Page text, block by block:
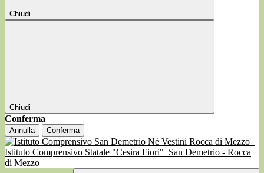
Chiudi
Chiudi
Conferma
Annulla Conferma
Istituto Comprensivo Statale "Cesira Fiori" San Demetrio - Rocca
di Mezzo